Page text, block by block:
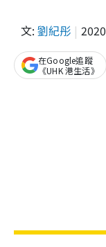
文: 劉紀彤
在Google追蹤
《UHK 港生活》